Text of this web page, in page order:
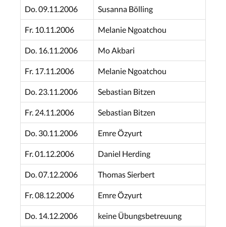
Do. 09.11.2006 Susanna Bölling
Fr. 10.11.2006 Melanie Ngoatchou
Do. 16.11.2006 Mo Akbari
Fr. 17.11.2006 Melanie Ngoatchou
Do. 23.11.2006 Sebastian Bitzen
Fr. 24.11.2006 Sebastian Bitzen
Do. 30.11.2006 Emre Özyurt
Fr. 01.12.2006 Daniel Herding
Do. 07.12.2006 Thomas Sierbert
Fr. 08.12.2006 Emre Özyurt
Do. 14.12.2006 keine Übungsbetreuung